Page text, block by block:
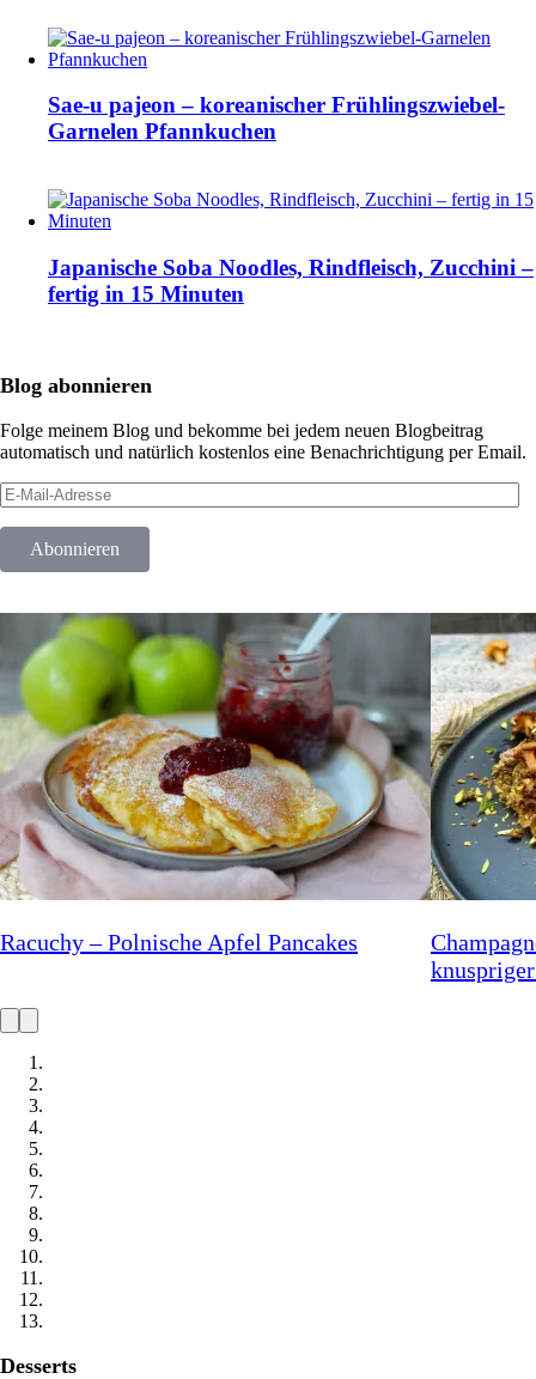
Sae-u pajeon – koreanischer Frühlingszwiebel-
Garnelen Pfannkuchen
Japanische Soba Noodles, Rindfleisch, Zucchini –
fertig in 15 Minuten
Blog abonnieren
Folge meinem Blog und bekomme bei jedem neuen Blogbeitrag
automatisch und natürlich kostenlos eine Benachrichtigung per Email.
E-
Mail-
Adresse
Abonnieren
Champagner-Pfifferlingrisotto mit Lachs in
Desserts